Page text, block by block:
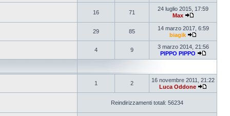
16 71
24 luglio 2015, 17:59
Max
29 85
14 marzo 2017, 6:59
biagik
4 9
3 marzo 2014, 21:56
PIPPO PIPPO
1 2
16 novembre 2011, 21:22
Luca Oddone
Reindirizzamenti totali: 56234